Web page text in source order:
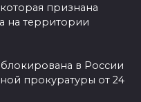
признана
на территории
в России
прокуратуры от 24